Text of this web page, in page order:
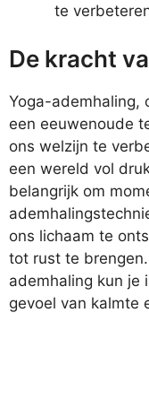
te
De kracht
Yoga-ademhaling,
een eeuwenoude
ons welzijn te
een wereld vol
belangrijk om
ons lichaam te
tot rust te
ademhaling kun je
gevoel van kalmte